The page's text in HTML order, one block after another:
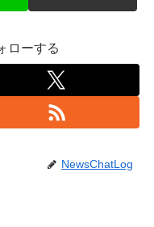
ローする
NewsChatLog